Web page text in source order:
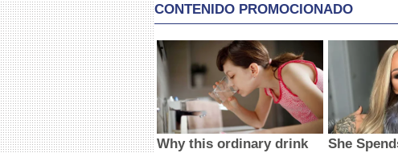
CONTENIDO PROMOCIONADO
Why this ordinary drink
She